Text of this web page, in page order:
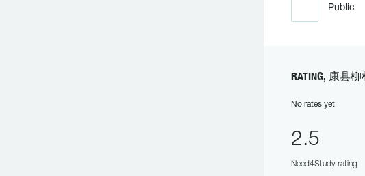
Public
RATING, 康县
No rates yet
2.5
Need4Study rating